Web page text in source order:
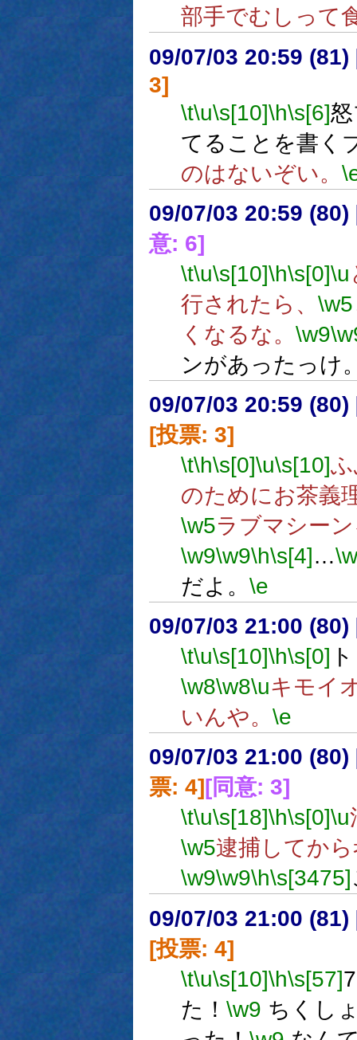
部手でむしって
09/07/03 20:59 (81)
3]
\t\u\s[10]\h\s[6]
てることを書く
のはないぞい。
09/07/03 20:59 (80)
意: 6]
\t\u\s[10]\h\s[0]\u
行されたら、 \w5
くなるな。 \w9
ンがあったっけ
09/07/03 20:59 (80)
[投票: 3]
\t\h\s[0]\u\s[10]
のためにお茶義
\w5ラブマシー
\w9\w9\h\s[4]…
だよ。 \e
09/07/03 21:00 (80)
\t\u\s[10]\h\s[0]
\w8\w8\uキモイ
いんや。 \e
09/07/03 21:00 (80)
票: 4] [同意: 3]
\t\u\s[18]\h\s[0]\u
\w5逮捕してか
\w9\w9\h\s[3475]
09/07/03 21:00 (81)
[投票: 4]
\t\u\s[10]\h\s[57]
た！ \w9 ちくし